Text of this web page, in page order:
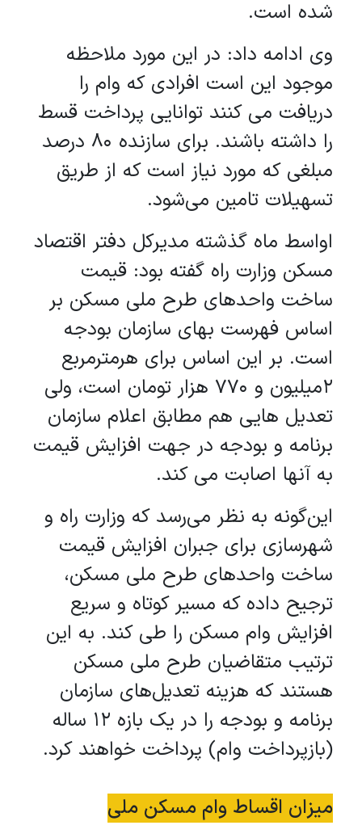
شده است.
وی ادامه داد: در این مورد ملاحظه
موجود این است افرادی که وام را
دریافت می کنند توانایی پرداخت قسط
را داشته باشند. برای سازنده 80 درصد
مبلغی که مورد نیاز است که از طریق
تسهیلات تامین می‌شود.
اواسط ماه گذشته مدیرکل دفتر اقتصاد
مسکن وزارت راه گفته بود: قیمت
ساخت واحدهای طرح ملی مسکن بر
اساس فهرست بهای سازمان بودجه
است. بر این اساس برای هرمترمربع
2میلیون و 770 هزار تومان است، ولی
تعدیل هایی هم مطابق اعلام سازمان
برنامه و بودجه در جهت افزایش قیمت
به آنها اصابت می کند.
این‌گونه به نظر می‌رسد که وزارت راه و
شهرسازی برای جبران افزایش قیمت
ساخت واحدهای طرح ملی مسکن،
ترجیح داده که مسیر کوتاه و سریع
افزایش وام مسکن را طی کند. به این
ترتیب متقاضیان طرح ملی مسکن
هستند که هزینه تعدیل‌های سازمان
برنامه و بودجه را در یک بازه 12 ساله
(بازپرداخت وام) پرداخت خواهند کرد.
میزان اقساط وام مسکن ملی